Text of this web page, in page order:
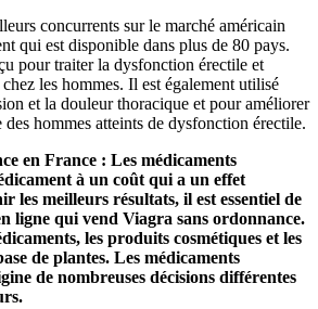
concurrents sur le marché américain
qui est disponible dans plus de 80 pays.
pour traiter la dysfonction érectile et
les hommes. Il est également utilisé
et la douleur thoracique et pour améliorer
hommes atteints de dysfonction érectile.
en France : Les médicaments
à un coût qui a un effet
les meilleurs résultats, il est essentiel de
ligne qui vend Viagra sans ordonnance.
les produits cosmétiques et les
de plantes. Les médicaments
de nombreuses décisions différentes